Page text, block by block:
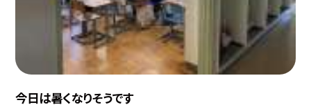
今日は暑くなりそうです